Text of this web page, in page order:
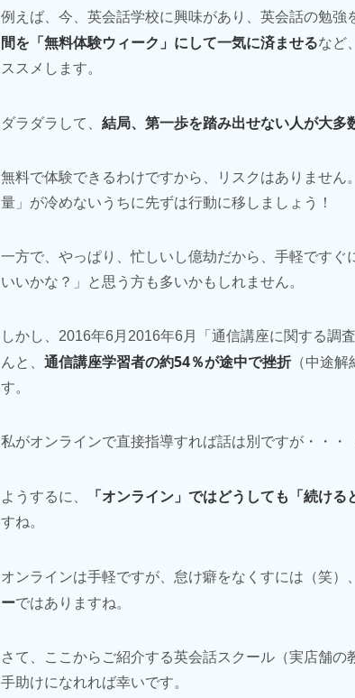
例えば、今、英会話学校に興味があり、英会話の勉強
間を「無料体験ウィーク」にして一気に済ませるなど
ススメします。
ダラダラして、 結局、第一歩を踏み出せない人が大多
無料で体験できるわけですから、リスクはありません
量」が冷めないうちに先ずは行動に移しましょう！
一方で、やっぱり、忙しいし億劫だから、手軽です
いいかな？」と思う方も多いかもしれません。
しかし、2016年6月2016年6月「通信講座に関する調
んと、 通信講座学習者の約54％が途中で挫折 （中途
す。
私がオンラインで直接指導すれば話は別ですが・・・
ようするに、 「オンライン」ではどうしても「続け
すね。
オンラインは手軽ですが、怠け癖をなくすには（笑）
ーではありますね。
さて、ここからご紹介する英会話スクール（実店舗
手助けになれれば幸いです。